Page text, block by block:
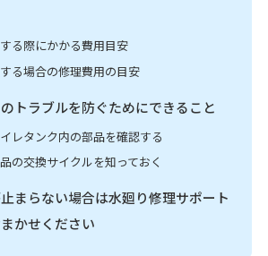
る際にかかる費用目安
る場合の修理費用の目安
トラブルを防ぐためにできること
レタンク内の部品を確認する
の交換サイクルを知っておく
まらない場合は水廻り修理サポート
かせください